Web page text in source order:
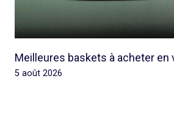
Meilleures baskets à acheter en
5 août 2026